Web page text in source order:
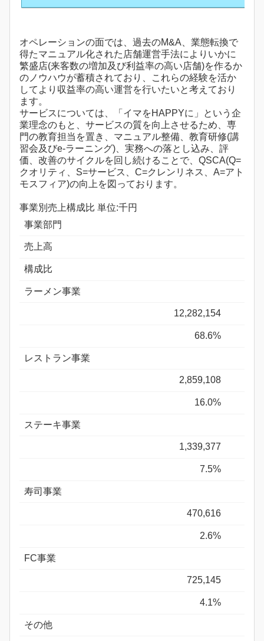
オペレーションの面では、過去のM&A、業態転換で
得たマニュアル化された店舗運営手法によりいかに
繁盛店(来客数の増加及び利益率の高い店舗)を作るか
のノウハウが蓄積されており、これらの経験を活か
してより収益率の高い運営を行いたいと考えており
ます。
サービスについては、「イマをHAPPYに」という企
業理念のもと、サービスの質を向上させるため、専
門の教育担当を置き、マニュアル整備、教育研修(講
習会及びe-ラーニング)、実務への落とし込み、評
価、改善のサイクルを回し続けることで、QSCA(Q=
クオリティ、S=サービス、C=クレンリネス、A=アト
モスフィア)の向上を図っております。
事業別売上構成比 単位:千円
事業部門
売上高
構成比
ラーメン事業
12,282,154
68.6%
レストラン事業
2,859,108
16.0%
ステーキ事業
1,339,377
7.5%
寿司事業
470,616
2.6%
FC事業
725,145
4.1%
その他